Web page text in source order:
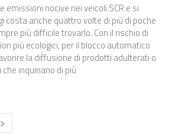
emissioni nocive nei veicoli SCR e si
costa anche quattro volte di più di poche
più difficile trovarlo. Con il rischio di
più ecologici, per il blocco automatico
la diffusione di prodotti adulterati o
inquinano di più